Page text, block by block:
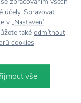
účely. Spravovat
v „Nastavení
také odmítnout.
cookies.
vše